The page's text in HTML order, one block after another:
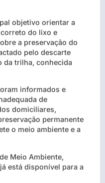
objetivo orientar a
do lixo e
a preservação do
pelo descarte
da trilha, conhecida
informados e
de
domiciliares,
permanente
o meio ambiente e a
Meio Ambiente,
está disponível para a